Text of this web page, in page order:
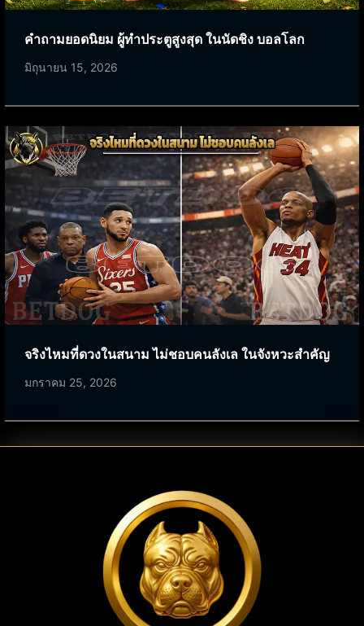
คำถามยอดนิยม ผู้ทำประตูสูงสุด ในนัดชิง บอลโลก
มิถุนายน 15, 2026
จริงไหมที่ดวงในสนาม ไม่ชอบคนลังเล ในจังหวะสำคัญ
มกราคม 25, 2026